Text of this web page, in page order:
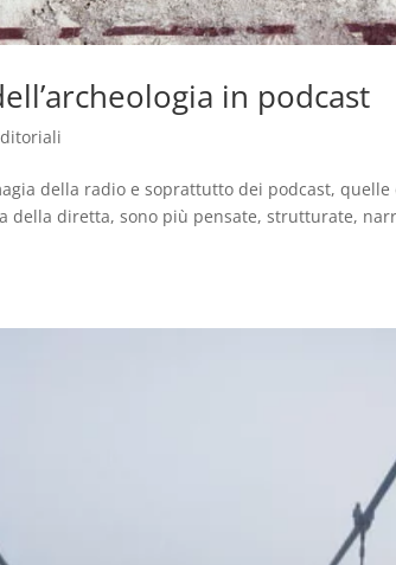
in podcast
della radio e soprattutto dei podcast,
della diretta, sono più pensate, strutturate,